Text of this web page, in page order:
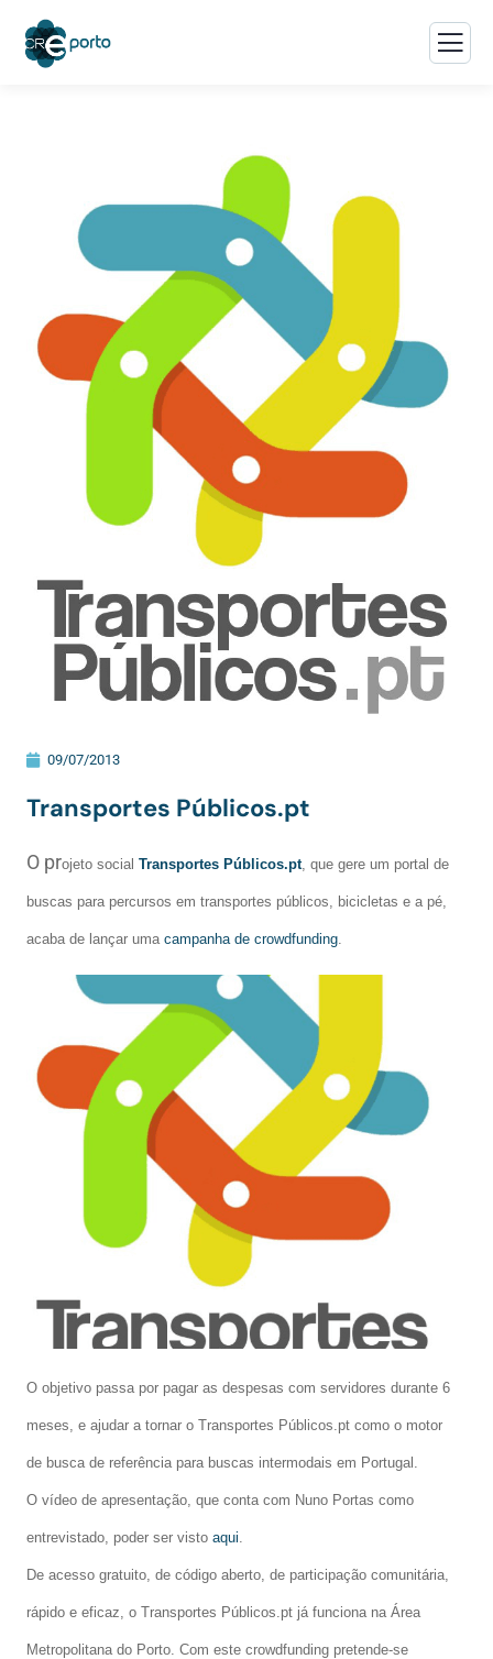
09/07/2013
Transportes Públicos.pt
O projeto social Transportes Públicos.pt, que gere um portal de
buscas para percursos em transportes públicos, bicicletas e a pé,
acaba de lançar uma campanha de crowdfunding.
O objetivo passa por pagar as despesas com servidores durante 6
meses, e ajudar a tornar o Transportes Públicos.pt como o motor
de busca de referência para buscas intermodais em Portugal.
O vídeo de apresentação, que conta com Nuno Portas como
entrevistado, poder ser visto aqui
De acesso gratuito, de código aberto, de participação comunitária,
rápido e eficaz, o Transportes Públicos.pt já funciona na Área
Metropolitana do Porto. Com este crowdfunding pretende-se